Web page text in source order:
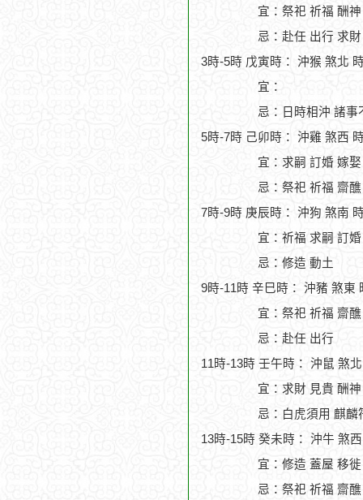
宜：祭祀 祈福 酬
忌：赴任 出行 求財
3時-5時 戊寅時： 沖猴 煞北
宜：
忌：日時相沖 諸事
5時-7時 己卯時： 沖雞 煞西
宜：求嗣 訂婚 嫁
忌：祭祀 祈福 齋
7時-9時 庚辰時： 沖狗 煞南
宜：祈福 求嗣 訂
忌：修造 動土
9時-11時 辛巳時： 沖豬 煞東
宜：祭祀 祈福 齋
忌：赴任 出行
11時-13時 壬午時： 沖鼠 煞
宜：求財 見貴 酬神
忌：白虎須用 麒麟
13時-15時 癸未時： 沖牛 煞
宜：修造 蓋屋 移
忌：祭祀 祈福 齋